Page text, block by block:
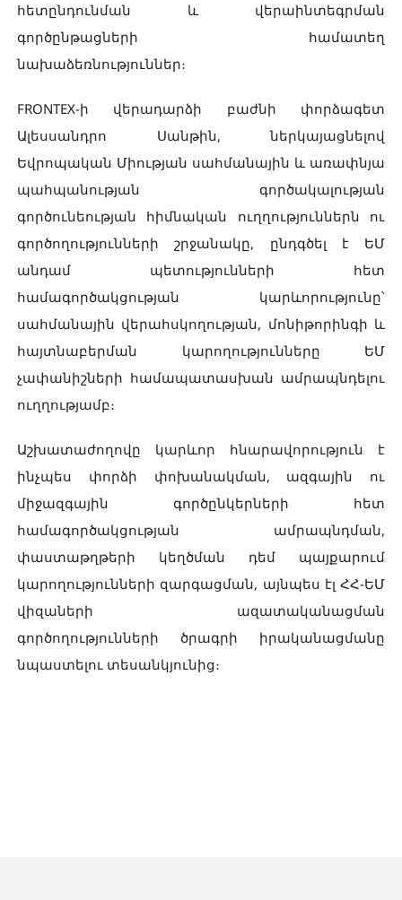
հետընդունման և վերաինտեգրման
գործընթացների համատեղ
նախաձեռնություններ։
FRONTEX-ի վերադարձի բաժնի փորձագետ
Ալեսսանդրո Սանթին, ներկայացնելով
Եվրոպական Միության սահմանային և առափնյա
պահպանության գործակալության
գործունեության հիմնական ուղղություններն ու
գործողությունների շրջանակը, ընդգծել է ԵՄ
անդամ պետությունների հետ
համագործակցության կարևորությունը՝
սահմանային վերահսկողության, մոնիթորինգի և
հայտնաբերման կարողությունները ԵՄ
չափանիշների համապատասխան ամրապնդելու
ուղղությամբ։
Աշխատաժողովը կարևոր հնարավորություն է
ինչպես փորձի փոխանակման, ազգային ու
միջազգային գործընկերների հետ
համագործակցության ամրապնդման,
փաստաթղթերի կեղծման դեմ պայքարում
կարողությունների զարգացման, այնպես էլ ՀՀ-ԵՄ
վիզաների ազատականացման
գործողությունների ծրագրի իրականացմանը
նպաստելու տեսանկյունից։